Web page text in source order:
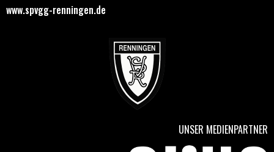
www.spvgg-renningen.de
UNSER MEDIENPARTNER